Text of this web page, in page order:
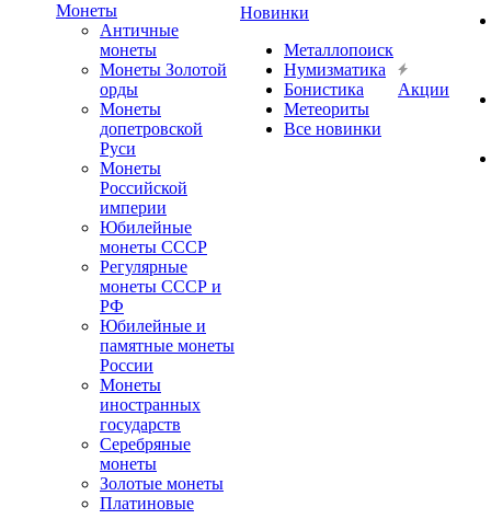
Монеты
Античные
монеты
Монеты Золотой
орды
Монеты
допетровской
Руси
Монеты
Российской
империи
Юбилейные
монеты СССР
Регулярные
монеты СССР и
РФ
Юбилейные и
памятные монеты
России
Монеты
иностранных
государств
Серебряные
монеты
Золотые монеты
Платиновые
Новинки
Металлопоиск
Нумизматика
Бонистика
Метеориты
Все новинки
Акции